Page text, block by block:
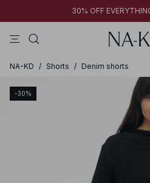
30% OFF
NA-KD / Shorts / Denim shorts
-30%